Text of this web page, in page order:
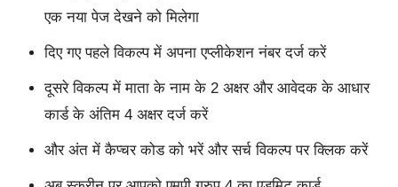
एक नया पेज देखने को मिलेगा
दिए गए पहले विकल्प में अपना एप्लीकेशन नंबर दर्ज करें
दूसरे विकल्प में माता के नाम के 2 अक्षर और आवेदक के आधार
कार्ड के अंतिम 4 अक्षर दर्ज करें
और अंत में कैप्चर कोड को भरें और सर्च विकल्प पर क्लिक करें